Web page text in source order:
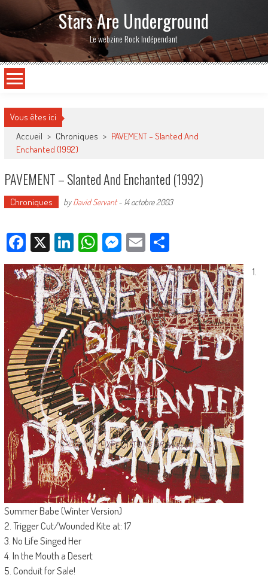
Stars Are Underground
Le webzine Rock Indépendant
Vous êtes ici
Accueil > Chroniques > PAVEMENT – Slanted And
Enchanted (1992)
PAVEMENT – Slanted And Enchanted (1992)
Chroniques byDavid Servant- 14 octobre 2003
Facebook
X LinkedIn
WhatsApp
Messenger
EmailPartager
1.
Summer Babe (Winter Version)
2. Trigger Cut/Wounded Kite at: 17
3. No Life Singed Her
4. In the Mouth a Desert
5. Conduit for Sale!